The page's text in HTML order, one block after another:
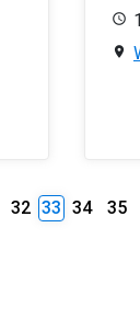
32 33 34 35